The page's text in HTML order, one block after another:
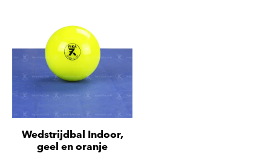
Wedstrijdbal Indoor,
geel en oranje